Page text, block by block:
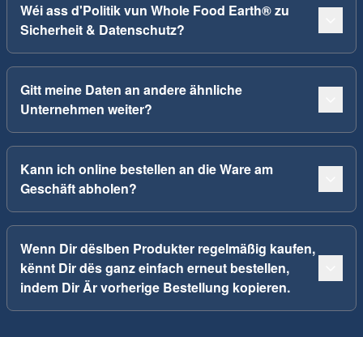
Wéi ass d'Politik vun Whole Food Earth® zu
Sicherheit & Datenschutz?
Gitt meine Daten an andere ähnliche
Unternehmen weiter?
Kann ich online bestellen an die Ware am
Geschäft abholen?
Wenn Dir dëslben Produkter regelmäßig kaufen,
kënnt Dir dës ganz einfach erneut bestellen,
indem Dir Är vorherige Bestellung kopieren.